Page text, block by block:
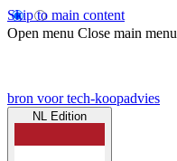
Skip to main content
Open menu Close main menu
bron voor tech-koopadvies
NL Edition